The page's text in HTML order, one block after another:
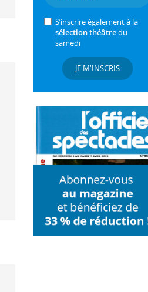
S’inscrire également à la
sélection théâtredu
samedi
JE M'INSCRIS